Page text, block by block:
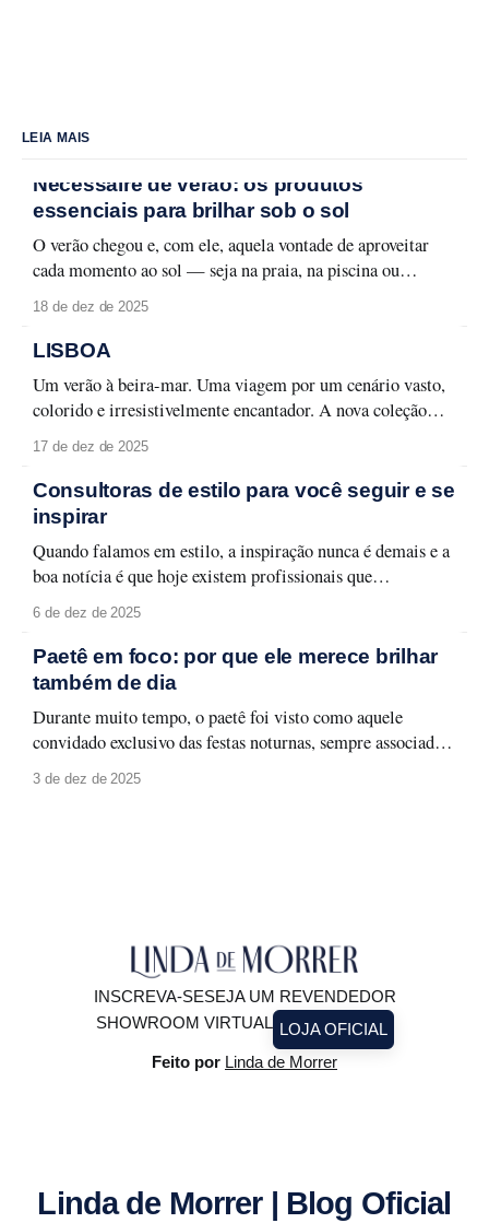
LEIA MAIS
Nécessaire de verão: os produtos
essenciais para brilhar sob o sol
O verão chegou e, com ele, aquela vontade de aproveitar
cada momento ao sol — seja na praia, na piscina ou
naquele passeio ao ar livre. Para curtir a temporada sem
impecável, é fundamental ter um nécessaire preparado.
18 de dez de 2025
LISBOA
Um verão à beira-mar. Uma viagem por um cenário vasto,
colorido e irresistivelmente encantador. A nova coleção
Lisboa celebra a capital lusitana em toda a sua forma leve e
contam histórias memoráveis. Lisboa se revela em detalhes
que traduzem seu espírito urbano
17 de dez de 2025
Consultoras de estilo para você seguir e se
inspirar
Quando falamos em estilo, a inspiração nunca é demais e a
boa notícia é que hoje existem profissionais que
transformam moda em aprendizado, aplicabilidade e
merecem atenção e que podem transformar a forma como
você olha para o seu guarda-roupa, sua rotina
6 de dez de 2025
Paetê em foco: por que ele merece brilhar
também de dia
Durante muito tempo, o paetê foi visto como aquele
convidado exclusivo das festas noturnas, sempre associado a
produções glamourosas, luz baixa e ocasiões especiais. A
3 de dez de 2025
INSCREVA-SESEJA UM REVENDEDOR
SHOWROOM VIRTUAL LOJA OFICIAL
Feito por Linda de Morrer
Linda de Morrer | Blog Oficial